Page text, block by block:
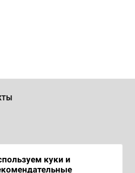
куки и